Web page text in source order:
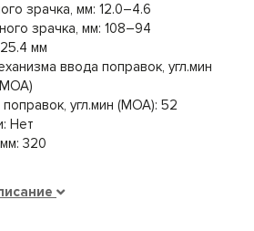
зрачка, мм: 12.0–4.6
зрачка, мм: 108–94
мм
ввода поправок, угл.мин
угл.мин (МОА): 52
Нет
320